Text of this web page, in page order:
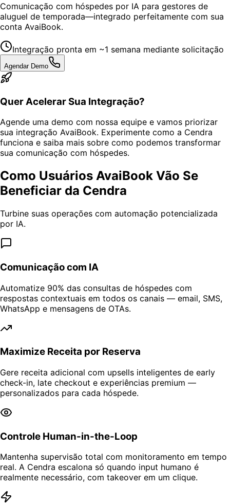
Comunicação com hóspedes por IA para gestores de
aluguel de temporada—integrado perfeitamente com sua
conta AvaiBook.
Integração pronta em ~1 semana mediante solicitação
Agendar Demo
Quer Acelerar Sua Integração?
Agende uma demo com nossa equipe e vamos priorizar
sua integração AvaiBook. Experimente como a Cendra
funciona e saiba mais sobre como podemos transformar
sua comunicação com hóspedes.
Como Usuários AvaiBook Vão Se
Beneficiar da Cendra
Turbine suas operações com automação potencializada
por IA.
Comunicação com IA
Automatize 90% das consultas de hóspedes com
respostas contextuais em todos os canais — email, SMS,
WhatsApp e mensagens de OTAs.
Maximize Receita por Reserva
Gere receita adicional com upsells inteligentes de early
check-in, late checkout e experiências premium —
personalizados para cada hóspede.
Controle Human-in-the-Loop
Mantenha supervisão total com monitoramento em tempo
real. A Cendra escalona só quando input humano é
realmente necessário, com takeover em um clique.